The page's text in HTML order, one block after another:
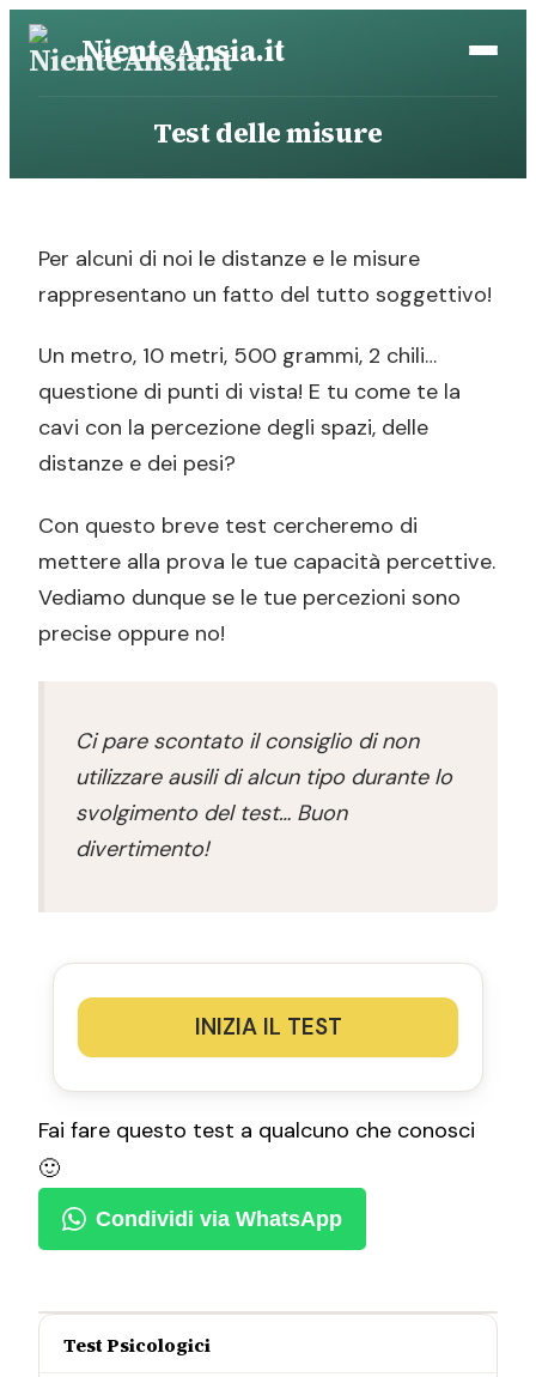
Vai
NienteAnsia.it
Test delle misure
Per alcuni di noi le distanze e le misure
rappresentano un fatto del tutto soggettivo!
Un metro, 10 metri, 500 grammi, 2 chili…
questione di punti di vista! E tu come te la
cavi con la percezione degli spazi, delle
distanze e dei pesi?
Con questo breve test cercheremo di
mettere alla prova le tue capacità percettive.
Vediamo dunque se le tue percezioni sono
precise oppure no!
Ci pare scontato il consiglio di non
utilizzare ausili di alcun tipo durante lo
svolgimento del test… Buon
divertimento!
INIZIA IL TEST
Fai fare questo test a qualcuno che conosci
🙂
Condividi via WhatsApp
Test Psicologici